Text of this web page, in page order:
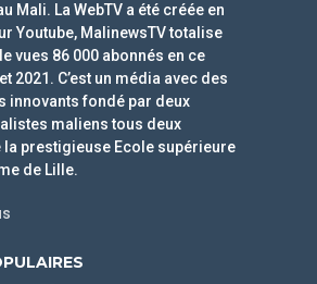
Mali. La WebTV a été créée en
Youtube, MalinewsTV totalise
vues 86 000 abonnés en ce
2021. C’est un média avec des
innovants fondé par deux
maliens tous deux
prestigieuse Ecole supérieure
de Lille.